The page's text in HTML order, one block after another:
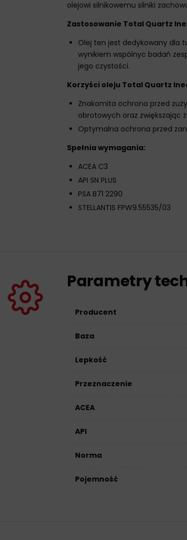
olejowi silnikowemu silniki
Zastosowanie Total Quartz
Olej ten jest dedykowany dla
wynikiem wspólnyc badań
jego czystości.
Korzyści oleju Total Quartz
Znakomita ochrona przed
obrotowych oraz zwiększając
Optymalna ochrona przed
Spełnia wymagania:
ACEA C3
API SN PLUS
PSA B71 2290
STELLANTIS FPW9.55535/03
Parametry
Producent
Baza
Lepkość
Przeznaczenie
ACEA
API
Norma
Pojemność